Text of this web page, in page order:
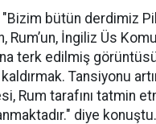
bütün derdimiz
Rum’un, İngiliz Üs
terk edilmiş
Tansiyonu
Rum tarafını tatmin
diye konuştu.